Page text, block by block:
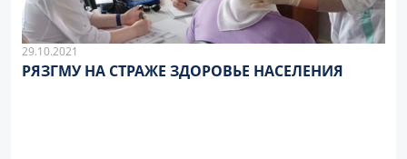
29.10.2021
РЯЗГМУ НА СТРАЖЕ ЗДОРОВЬЕ НАСЕЛЕНИЯ